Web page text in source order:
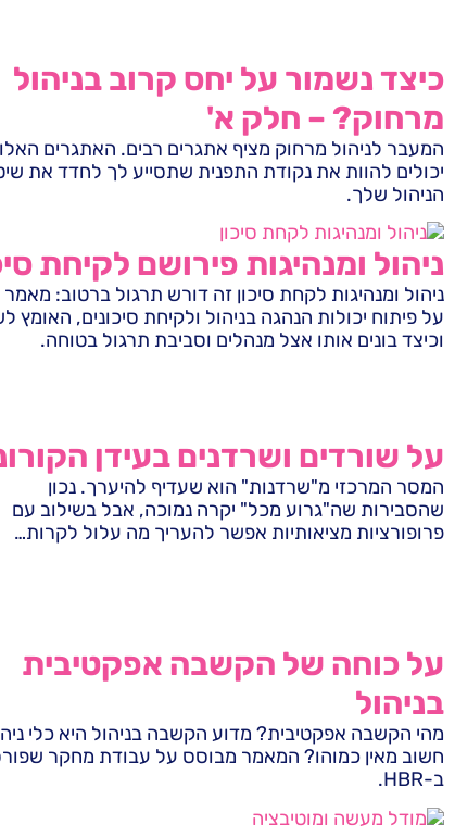
כיצד נשמור על יחס קרוב בניהול
מרחוק? – חלק א'
המעבר לניהול מרחוק מציף אתגרים רבים. האתגרים האלו
יכולים להוות את נקודת התפנית שתסייע לך לחדד את
הניהול שלך.
ניהול ומנהיגות פירושם לקיחת
ניהול ומנהיגות לקחת סיכון זה דורש תרגול ברטוב:
על פיתוח יכולות הנהגה בניהול ולקיחת סיכונים, האומץ
וכיצד בונים אותו אצל מנהלים וסביבת תרגול בטוחה.
על שורדים ושרדנים בעידן
המסר המרכזי מ"שרדנות" הוא שעדיף להיערך. נכון
שהסבירות שה"גרוע מכל" יקרה נמוכה, אבל בשילוב עם
פרופורציות מציאותיות אפשר להעריך מה עלול לקרות…
על כוחה של הקשבה אפקטיבית
בניהול
מהי הקשבה אפקטיבית? מדוע הקשבה בניהול היא כלי
חשוב מאין כמוהו? המאמר מבוסס על עבודת מחקר
ב-HBR.